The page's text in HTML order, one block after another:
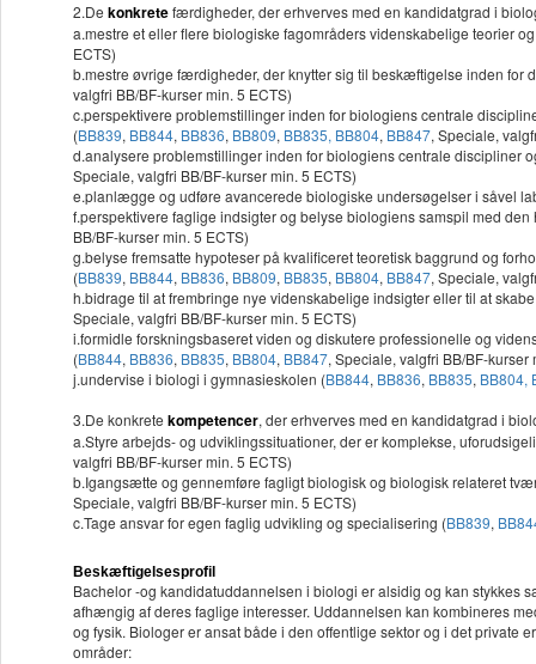
2.De konkretefærdigheder, der erhverves med en kandidatgrad i
a.mestre et eller flere biologiske fagområders videnskabelige teorier
ECTS)
b.mestre øvrige færdigheder, der knytter sig til beskæftigelse inden for
valgfri BB/BF-kurser min. 5 ECTS)
c.perspektivere problemstillinger inden for biologiens centrale
(BB839, BB844, BB836, BB809, BB835, BB804, BB847, Speciale,
d.analysere problemstillinger inden for biologiens centrale discipliner
Speciale, valgfri BB/BF-kurser min. 5 ECTS)
e.planlægge og udføre avancerede biologiske undersøgelser i såvel
f.perspektivere faglige indsigter og belyse biologiens samspil med
BB/BF-kurser min. 5 ECTS)
g.belyse fremsatte hypoteser på kvalificeret teoretisk baggrund og
(BB839, BB844, BB836, BB809, BB835, BB804, BB847, Speciale,
h.bidrage til at frembringe nye videnskabelige indsigter eller til at
Speciale, valgfri BB/BF-kurser min. 5 ECTS)
i.formidle forskningsbaseret viden og diskutere professionelle og
(BB844, BB836, BB835, BB804, BB847, Speciale, valgfri BB/BF-kurser
j.undervise i biologi i gymnasieskolen (BB844, BB836, BB835, BB804,
3.De konkrete kompetencer, der erhverves med en kandidatgrad i
a.Styre arbejds- og udviklingssituationer, der er komplekse,
valgfri BB/BF-kurser min. 5 ECTS)
b.Igangsætte og gennemføre fagligt biologisk og biologisk relateret
Speciale, valgfri BB/BF-kurser min. 5 ECTS)
c.Tage ansvar for egen faglig udvikling og specialisering (BB839,
Beskæftigelsesprofil
Bachelor -og kandidatuddannelsen i biologi er alsidig og kan stykkes
afhængig af deres faglige interesser. Uddannelsen kan kombineres
og fysik. Biologer er ansat både i den offentlige sektor og i det
områder: